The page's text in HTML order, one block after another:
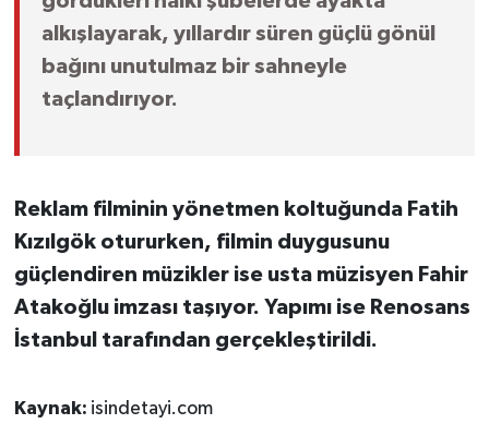
alkışlayarak, yıllardır süren güçlü gönül
bağını unutulmaz bir sahneyle
taçlandırıyor.
Reklam filminin yönetmen koltuğunda Fatih
Kızılgök otururken, filmin duygusunu
güçlendiren müzikler ise usta müzisyen Fahir
Atakoğlu imzası taşıyor. Yapımı ise Renosans
İstanbul tarafından gerçekleştirildi.
Kaynak: isindetayi.com